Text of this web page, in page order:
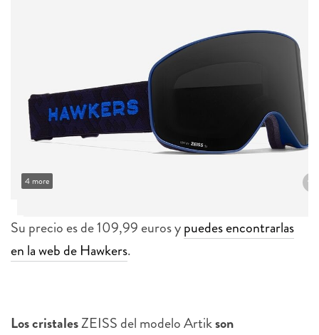
4 more
Su precio es de 109,99 euros ypuedes encontrarlas
en la web de Hawkers.
Los cristalesZEISS del modelo Artikson